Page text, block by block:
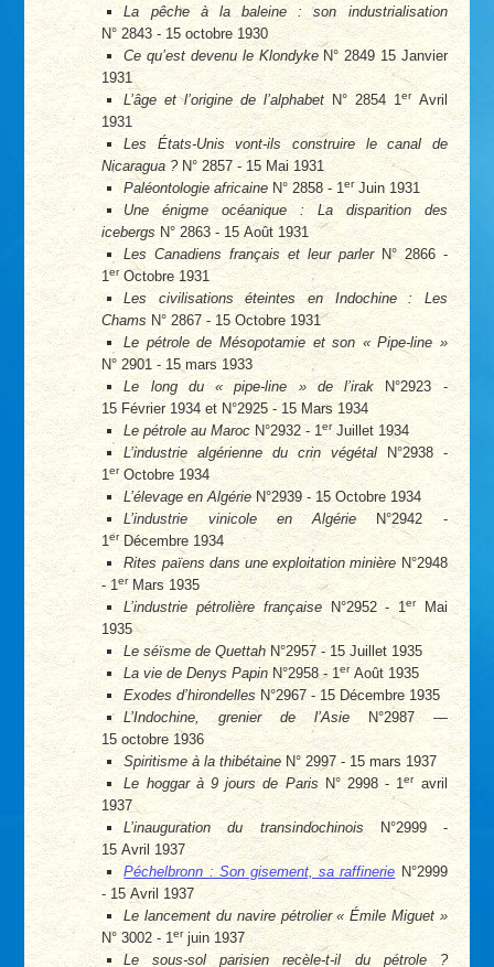
La pêche à la baleine : son industrialisation
N° 2843 - 15 octobre 1930
Ce qu’est devenu le KlondykeN° 2849 15 Janvier
1931
L’âge et l’origine de l’alphabet N° 2854 1 erAvril
1931
Les États-Unis vont-ils construire le canal de
Nicaragua ?N° 2857 - 15 Mai 1931
Paléontologie africaine N° 2858 - 1erJuin 1931
Une énigme océanique : La disparition des
icebergsN° 2863 - 15 Août 1931
Les Canadiens français et leur parlerN° 2866 -
1erOctobre 1931
Les civilisations éteintes en Indochine : Les
ChamsN° 2867 - 15 Octobre 1931
Le pétrole de Mésopotamie et son « Pipe-line »
N° 2901 - 15 mars 1933
Le long du « pipe-line » de l’irakN°2923 -
15 Février 1934 et N°2925 - 15 Mars 1934
Le pétrole au Maroc N°2932 - 1erJuillet 1934
L’industrie algérienne du crin végétalN°2938 -
1erOctobre 1934
L’élevage en AlgérieN°2939 - 15 Octobre 1934
L’industrie vinicole en AlgérieN°2942 -
1erDécembre 1934
Rites païens dans une exploitation minière N°2948
- 1erMars 1935
L’industrie pétrolière françaiseN°2952 - 1erMai
1935
Le séïsme de QuettahN°2957 - 15 Juillet 1935
La vie de Denys PapinN°2958 - 1erAoût 1935
Exodes d’hirondellesN°2967 - 15 Décembre 1935
L’Indochine, grenier de l’AsieN°2987 —
15 octobre 1936
Spiritisme à la thibétaine N° 2997 - 15 mars 1937
Le hoggar à 9 jours de Paris N° 2998 - 1eravril
1937
L’inauguration du transindochinois N°2999 -
15 Avril 1937
Péchelbronn : Son gisement, sa raffinerie N°2999
- 15 Avril 1937
Le lancement du navire pétrolier « Émile Miguet »
N° 3002 - 1erjuin 1937
Le sous-sol parisien recèle-t-il du pétrole ?